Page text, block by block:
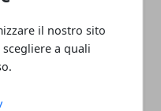
il nostro sito
a quali